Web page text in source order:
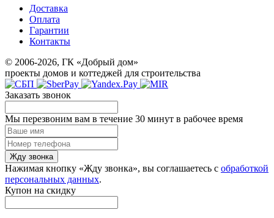
Доставка
Оплата
Гарантии
Контакты
© 2006-2026, ГК «Добрый дом»
проекты домов и коттеджей для строительства
Заказать звонок
Мы перезвоним вам в течение 30 минут в рабочее время
Жду звонка
Нажимая кнопку «Жду звонка», вы соглашаетесь с обработкой
персональных данных.
Купон на скидку